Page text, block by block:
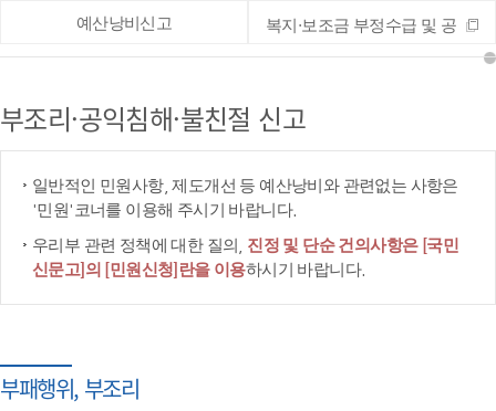
예산낭비신고 복지·보조금 부정수급 및 공
부조리·공익침해·불친절 신고
일반적인 민원사항, 제도개선 등 예산낭비와 관련없는 사항은
'민원'코너를 이용해 주시기 바랍니다.
우리부 관련 정책에 대한 질의, 진정 및 단순 건의사항은 [국민
신문고]의 [민원신청]란을 이용하시기 바랍니다.
부패행위, 부조리